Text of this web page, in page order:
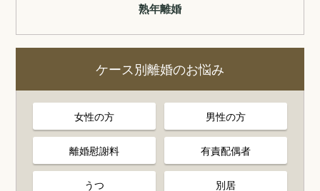
熟年離婚
ケース別離婚のお悩み
女性の方 男性の方
離婚慰謝料 有責配偶者
うつ 別居